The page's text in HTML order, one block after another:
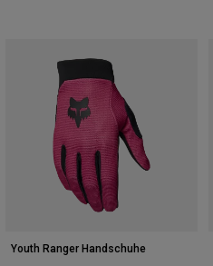
Youth Ranger Handschuhe